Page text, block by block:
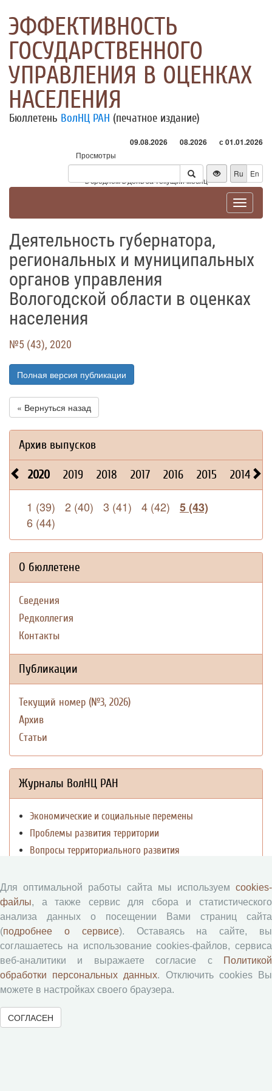
ЭФФЕКТИВНОСТЬ
ГОСУДАРСТВЕННОГО
УПРАВЛЕНИЯ В ОЦЕНКАХ
НАСЕЛЕНИЯ
Бюллетень ВолНЦ РАН (печатное издание)
09.08.2026 08.2026 с 01.01.2026
Просмотры
Посетители
* - в среднем в день за текущий месяц
Ru En
Toggle
Деятельность губернатора,
региональных и муниципальных
органов управления
Вологодской области в оценках
населения
№5 (43), 2020
Полная версия публикации
« Вернуться назад
Архив выпусков
2020 2019 2018 2017 2016 2015 2014
1 (39) 2 (40) 3 (41) 4 (42)
5 (43)
6 (44)
О бюллетене
Сведения
Редколлегия
Контакты
Публикации
Текущий номер (№3, 2026)
Архив
Статьи
Журналы ВолНЦ РАН
Экономические и социальные перемены
Проблемы развития территории
Вопросы территориального развития
Юный экономист
АгроЗооТехника
Для оптимальной работы сайта мы используем cookies-
файлы, а также сервис для сбора и статистического
анализа данных о посещении Вами страниц сайта
(подробнее о сервисе). Оставаясь на сайте, вы
соглашаетесь на использование cookies-файлов, сервиса
веб-аналитики и выражаете согласие с
Политикой
обработки персональных данных. Отключить cookies Вы
можете в настройках своего браузера.
СОГЛАСЕН
© 2000-2026 Вологодский научный центр Российской
академии наук